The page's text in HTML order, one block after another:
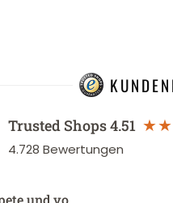
Trusted Shops4.51
4.728 Bewertungen
und vo…